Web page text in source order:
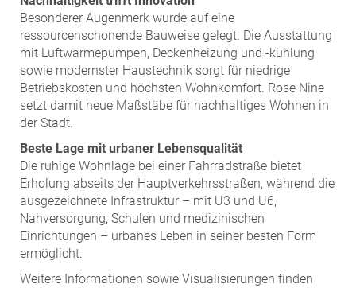
Besonderer Augenmerk wurde auf eine
ressourcenschonende Bauweise gelegt. Die Ausstattung
mit Luftwärmepumpen, Deckenheizung und -kühlung
sowie modernster Haustechnik sorgt für niedrige
Betriebskosten und höchsten Wohnkomfort. Rose Nine
setzt damit neue Maßstäbe für nachhaltiges Wohnen in
der Stadt.
Beste Lage mit urbaner Lebensqualität
Die ruhige Wohnlage bei einer Fahrradstraße bietet
Erholung abseits der Hauptverkehrsstraßen, während die
ausgezeichnete Infrastruktur – mit U3 und U6,
Nahversorgung, Schulen und medizinischen
Einrichtungen – urbanes Leben in seiner besten Form
ermöglicht.
Weitere Informationen sowie Visualisierungen finden